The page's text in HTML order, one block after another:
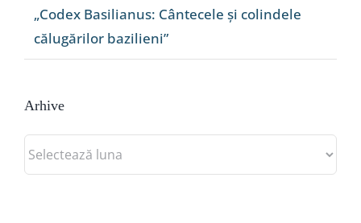
„Codex Basilianus: Cântecele și colindele
călugărilor bazilieni”
Arhive
Arhive